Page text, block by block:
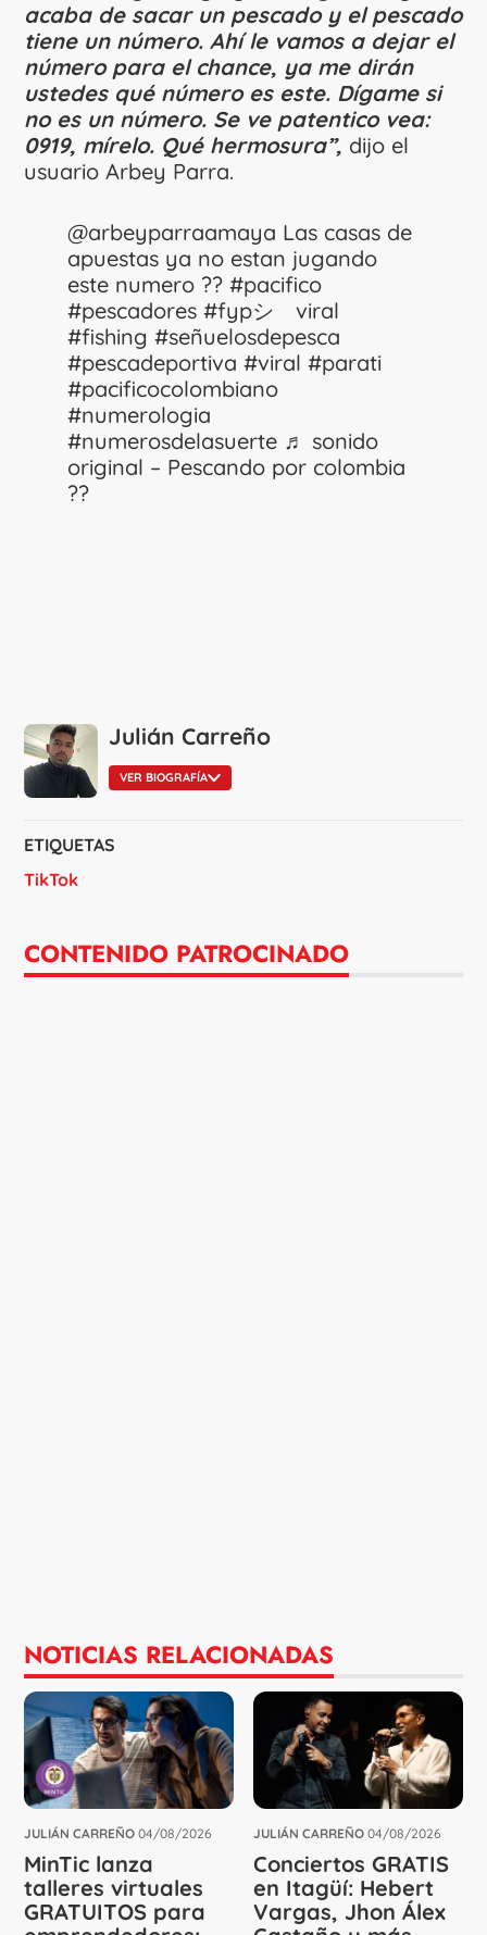
acaba de sacar un pescado y el pescado
tiene un número. Ahí le vamos a dejar el
número para el chance, ya me dirán
ustedes qué número es este. Dígame si
no es un número. Se ve patentico vea:
0919, mírelo. Qué hermosura”, dijo el
usuario Arbey Parra.
@arbeyparraamaya Las casas de
apuestas ya no estan jugando
este numero ??#pacifico
#pescadores #fypシ゚viral
#fishing #señuelosdepesca
#pescadeportiva #viral #parati
#pacificocolombiano
#numerologia
#numerosdelasuerte ♬ sonido
original – Pescando por colombia
??
Julián Carreño
VER BIOGRAFÍA
ETIQUETAS
TikTok
CONTENIDO PATROCINADO
NOTICIAS RELACIONADAS
JULIÁN CARREÑO 04/08/2026
MinTic lanza
talleres virtuales
GRATUITOS para
JULIÁN CARREÑO 04/08/2026
Conciertos GRATIS
en Itagüí: Hebert
Vargas, Jhon Álex